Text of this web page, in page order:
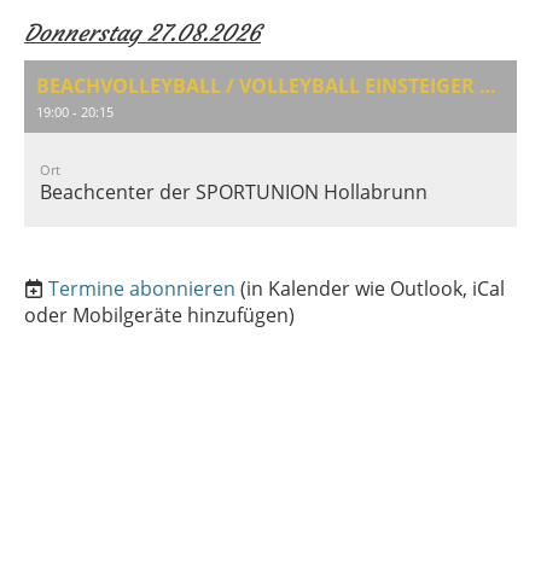
Donnerstag 27.08.2026
BEACHVOLLEYBALL / VOLLEYBALL EINSTEIGER & AUFFRISCHUNG
19:00 - 20:15
Ort
Beachcenter der SPORTUNION Hollabrunn
Termine abonnieren (in Kalender wie Outlook, iCal
oder Mobilgeräte hinzufügen)